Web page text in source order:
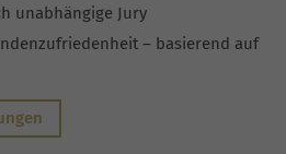
unabhängige Jury
– basierend auf